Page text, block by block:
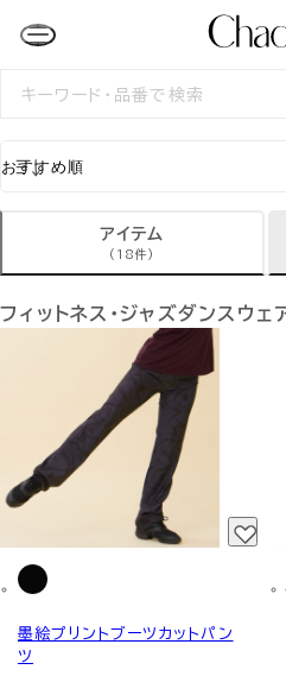
検
アイテム
(18件)
フィットネス・ジャズダンスウェ
墨絵プリントブーツカットパン
ツ